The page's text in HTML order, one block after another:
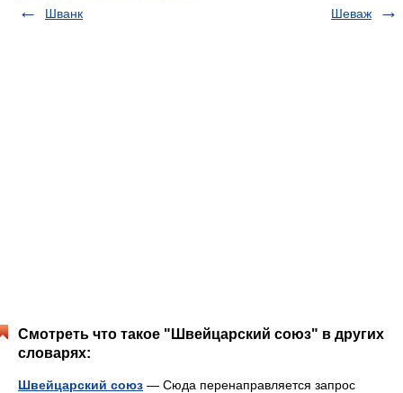
Шванк
Шеваж
Смотреть что такое "Швейцарский союз" в других
словарях:
Швейцарский союз — Сюда перенаправляется запрос